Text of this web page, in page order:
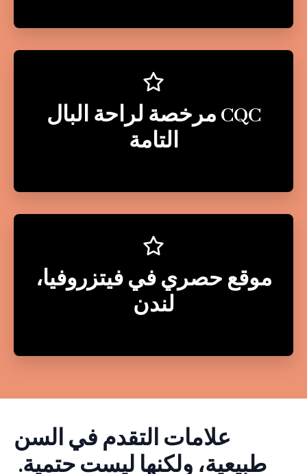
CQC مرخصة لراحة البال
التامة
موقع حصري في فيتزروفيا،
لندن
علامات التقدم في السن
طبيعية، ولكنها ليست حتمية.